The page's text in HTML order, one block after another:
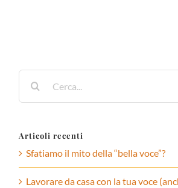
per:
Articoli recenti
Sfatiamo il mito della “bella voce”?
Lavorare da casa con la tua voce